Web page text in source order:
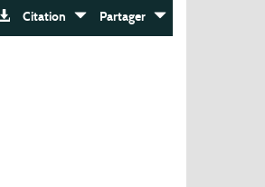
Citation Partager